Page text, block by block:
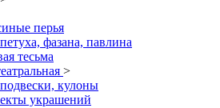
перья
фазана, павлина
тесьма
>
кулоны
украшений